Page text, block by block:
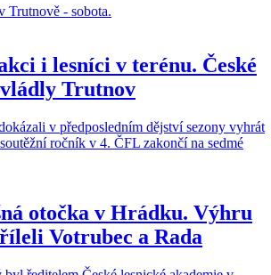
i lesníci v terénu. České
Trutnov
otočka v Hrádku. Výhru
Votrubec a Rada